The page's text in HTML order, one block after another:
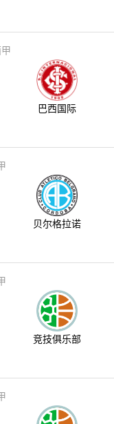
巴西国际
贝尔格拉诺
竞技俱乐部